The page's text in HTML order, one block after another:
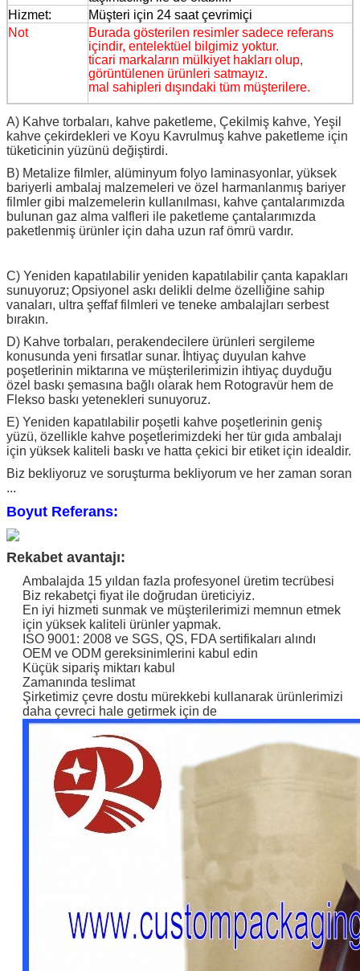
Hizmet:
Müşteri için 24 saat çevrimiçi
Not
Burada gösterilen resimler sadece referans
içindir, entelektüel bilgimiz yoktur.
ticari markaların mülkiyet hakları olup,
görüntülenen ürünleri satmayız.
mal sahipleri dışındaki tüm müşterilere.
A) Kahve torbaları, kahve paketleme, Çekilmiş kahve, Yeşil
kahve çekirdekleri ve Koyu Kavrulmuş kahve paketleme için
tüketicinin yüzünü değiştirdi.
B) Metalize filmler, alüminyum folyo laminasyonlar, yüksek
bariyerli ambalaj malzemeleri ve özel harmanlanmış bariyer
filmler gibi malzemelerin kullanılması, kahve çantalarımızda
bulunan gaz alma valfleri ile paketleme çantalarımızda
paketlenmiş ürünler için daha uzun raf ömrü vardır.
C) Yeniden kapatılabilir yeniden kapatılabilir çanta kapakları
sunuyoruz; Opsiyonel askı delikli delme özelliğine sahip
vanaları, ultra şeffaf filmleri ve teneke ambalajları serbest
bırakın.
D) Kahve torbaları, perakendecilere ürünleri sergileme
konusunda yeni fırsatlar sunar. İhtiyaç duyulan kahve
poşetlerinin miktarına ve müşterilerimizin ihtiyaç duyduğu
özel baskı şemasına bağlı olarak hem Rotogravür hem de
Flekso baskı yetenekleri sunuyoruz.
E) Yeniden kapatılabilir poşetli kahve poşetlerinin geniş
yüzü, özellikle kahve poşetlerimizdeki her tür gıda ambalajı
için yüksek kaliteli baskı ve hatta çekici bir etiket için idealdir.
Biz bekliyoruz ve soruşturma bekliyorum ve her zaman soran
...
Boyut Referans:
Rekabet avantajı:
Ambalajda 15 yıldan fazla profesyonel üretim tecrübesi
Biz rekabetçi fiyat ile doğrudan üreticiyiz.
En iyi hizmeti sunmak ve müşterilerimizi memnun etmek
için yüksek kaliteli ürünler yapmak.
ISO 9001: 2008 ve SGS, QS, FDA sertifikaları alındı
OEM ve ODM gereksinimlerini kabul edin
Küçük sipariş miktarı kabul
Zamanında teslimat
Şirketimiz çevre dostu mürekkebi kullanarak ürünlerimizi
daha çevreci hale getirmek için de